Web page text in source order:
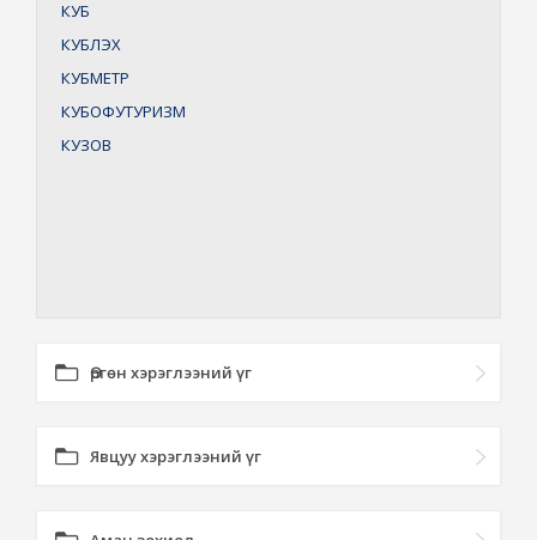
КУБ
КУБЛЭХ
КУБМЕТР
КУБОФУТУРИЗМ
КУЗОВ
Өргөн хэрэглээний үг
Явцуу хэрэглээний үг